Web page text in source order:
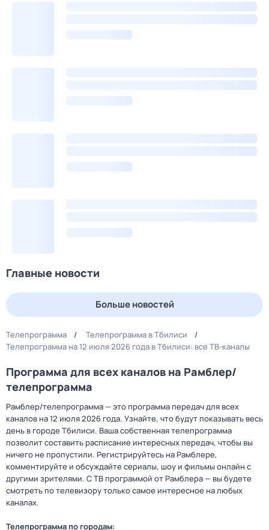
Главные новости
Больше новостей
Телепрограмма
Телепрограмма в Тбилиси
Телепрограмма на 12 июля 2026 года в Тбилиси: все ТВ-каналы
Программа для всех каналов на Рамблер/
телепрограмма
Рамблер/телепрограмма — это программа передач для всех
каналов на 12 июля 2026 года. Узнайте, что будут показывать весь
день в городе Тбилиси. Ваша собственная телепрограмма
позволит составить расписание интересных передач, чтобы вы
ничего не пропустили. Регистрируйтесь на Рамблере,
комментируйте и обсуждайте сериалы, шоу и фильмы онлайн с
другими зрителями. С ТВ программой от Рамблера — вы будете
смотреть по телевизору только самое интересное на любых
каналах.
Телепрограмма по городам: